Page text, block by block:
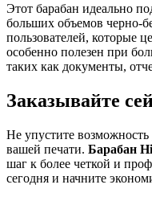
Этот барабан идеально
больших объемов черно-
пользователей, которые
особенно полезен при
таких как документы,
Заказывайте
Не упустите
вашей печати. Барабан
шаг к более четкой и
сегодня и начните